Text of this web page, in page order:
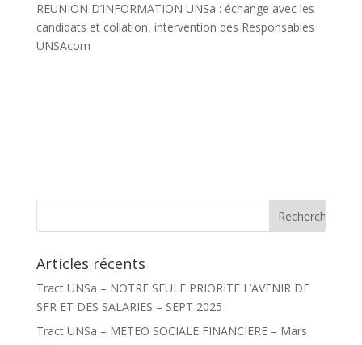
REUNION D’INFORMATION UNSa : échange avec les
candidats et collation, intervention des Responsables
UNSAcom
Articles récents
Tract UNSa – NOTRE SEULE PRIORITE L’AVENIR DE
SFR ET DES SALARIES – SEPT 2025
Tract UNSa – METEO SOCIALE FINANCIERE – Mars